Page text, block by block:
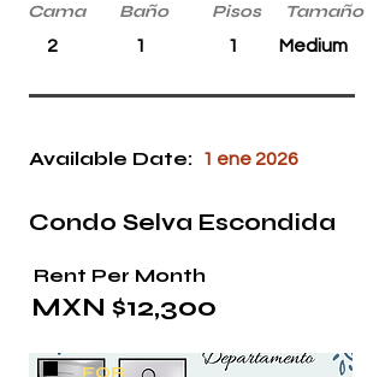
Cama Baño Pisos Tamaño
2 1 1 Medium
Available Date: 1 ene 2026
Condo Selva Escondida
Rent Per Month
MXN $12,300
FOR